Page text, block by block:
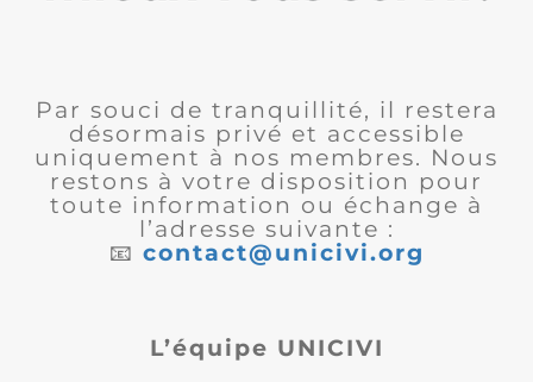
Par souci de tranquillité, il restera
désormais privé et accessible
uniquement à nos membres. Nous
restons à votre disposition pour
toute information ou échange à
l’adresse suivante :
📧 contact@unicivi.org
L’équipe UNICIVI